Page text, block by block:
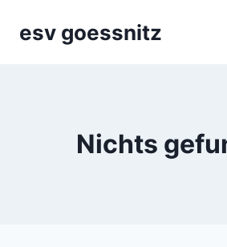
Inhaltesv goessnitz
Nichts